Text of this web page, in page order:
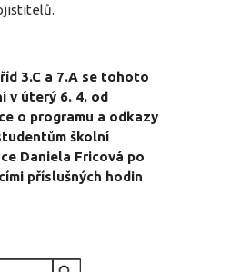
3.C a 7.A se tohoto
v úterý 6. 4. od
o programu a odkazy
školní
Daniela Fricová po
příslušných hodin